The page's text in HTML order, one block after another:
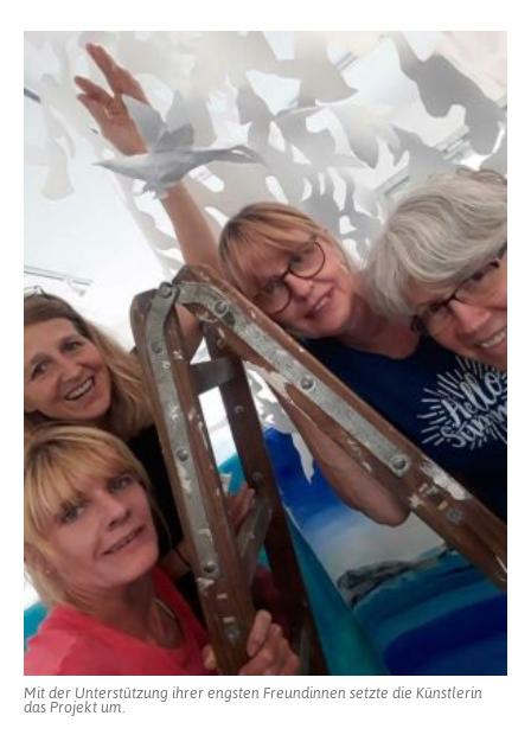
Mit der Unterstützung ihrer engsten Freundinnen setzte die Künstlerin
das Projekt um.